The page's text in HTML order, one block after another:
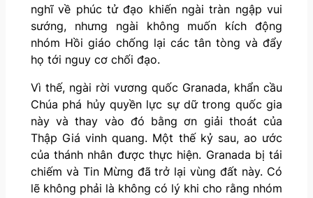
nghĩ về phúc tử đạo khiến ngài tràn ngập vui
sướng, nhưng ngài không muốn kích động
nhóm Hồi giáo chống lại các tân tòng và đẩy
họ tới nguy cơ chối đạo.
Vì thế, ngài rời vương quốc Granada, khẩn cầu
Chúa phá hủy quyền lực sự dữ trong quốc gia
này và thay vào đó bằng ơn giải thoát của
Thập Giá vinh quang. Một thế kỷ sau, ao ước
của thánh nhân được thực hiện. Granada bị tái
chiếm và Tin Mừng đã trở lại vùng đất này. Có
lẽ không phải là không có lý khi cho rằng nhóm